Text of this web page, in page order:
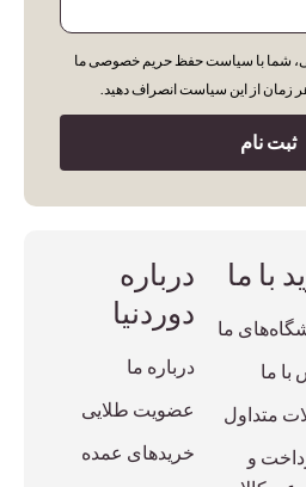
شما با سیاست حفظ حریم خصوصی ما
زمان از این سیاست انصراف دهید.
ثبت نام
با ما
ما
با ما
متداول
و
درباره
دوردنیا
درباره ما
عضویت طلایی
خریدهای عمده